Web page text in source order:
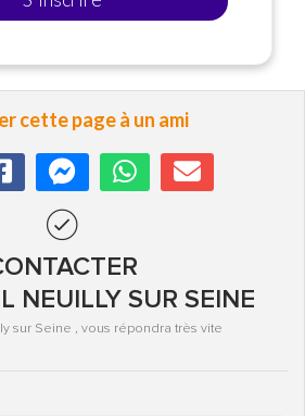
cette page à un ami
NEUILLY SUR SEINE
sur Seine , vous répondra très vite